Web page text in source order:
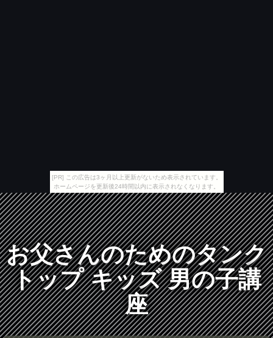
[PR] この広告は3ヶ月以上更新がないため表示されています。
ホームページを更新後24時間以内に表示されなくなります。
お父さんのためのタンク
トップ キッズ 男の子講
座